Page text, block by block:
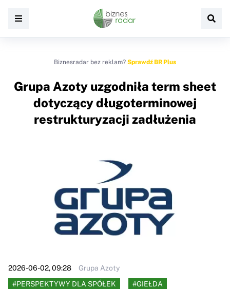
Biznesradar bez reklam? Sprawdź BR Plus
Grupa Azoty uzgodniła term sheet
dotyczący długoterminowej
restrukturyzacji zadłużenia
2026-06-02, 09:28
Grupa Azoty
#PERSPEKTYWY DLA SPÓŁEK
#GIEŁDA